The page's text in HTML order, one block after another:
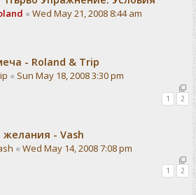
« Wed May 21, 2008 8:44 am
- Roland & Trip
« Sun May 18, 2008 3:30 pm
1 2
- Vash
« Wed May 14, 2008 7:08 pm
1 2